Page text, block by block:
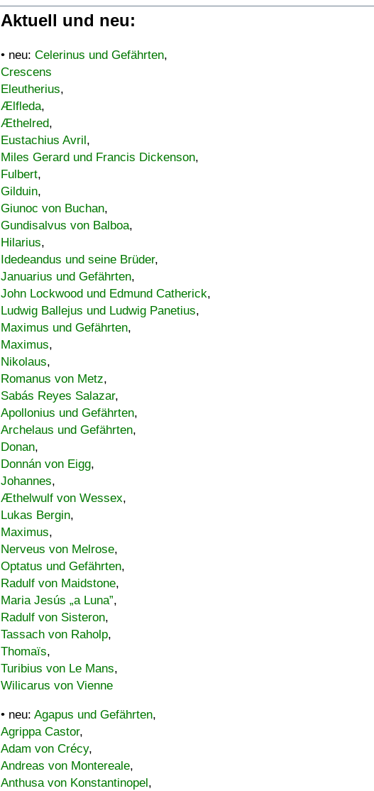
Aktuell und neu:
• neu: Celerinus und Gefährten,
Crescens
Eleutherius,
Ælfleda,
Æthelred,
Eustachius Avril,
Miles Gerard und Francis Dickenson,
Fulbert,
Gilduin,
Giunoc von Buchan,
Gundisalvus von Balboa,
Hilarius,
Idedeandus und seine Brüder,
Januarius und Gefährten,
John Lockwood und Edmund Catherick,
Ludwig Ballejus und Ludwig Panetius,
Maximus und Gefährten,
Maximus,
Nikolaus,
Romanus von Metz,
Sabás Reyes Salazar,
Apollonius und Gefährten,
Archelaus und Gefährten,
Donan,
Donnán von Eigg,
Johannes,
Æthelwulf von Wessex,
Lukas Bergin,
Maximus,
Nerveus von Melrose,
Optatus und Gefährten,
Radulf von Maidstone,
Maria Jesús „a Luna”,
Radulf von Sisteron,
Tassach von Raholp,
Thomaïs,
Turibius von Le Mans,
Wilicarus von Vienne
• neu: Agapus und Gefährten,
Agrippa Castor,
Adam von Crécy,
Andreas von Montereale,
Anthusa von Konstantinopel,